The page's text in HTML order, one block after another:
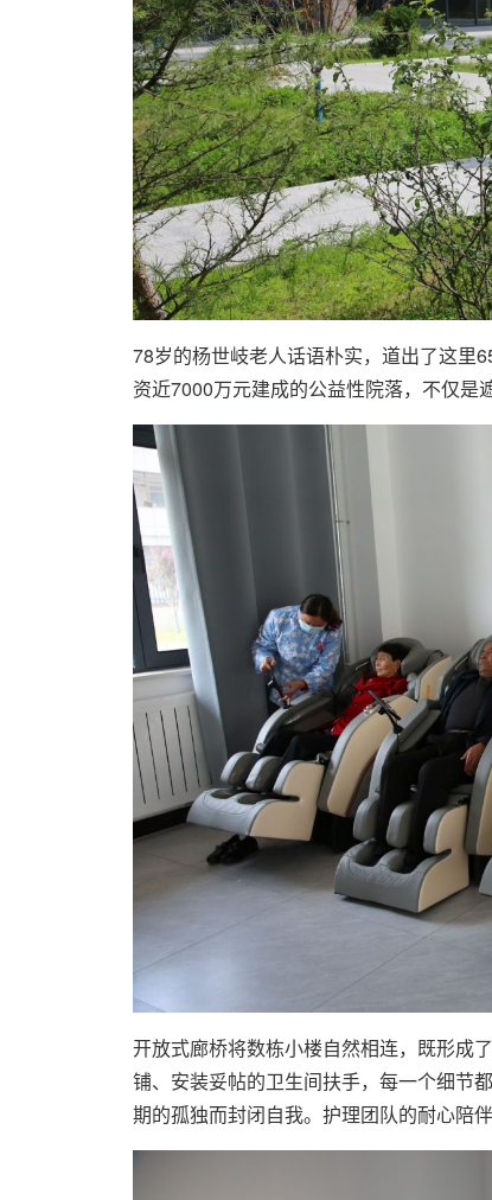
78岁的杨世岐老人话语朴实，道出了这里
资近7000万元建成的公益性院落，不仅是
开放式廊桥将数栋小楼自然相连，既形成
铺、安装妥帖的卫生间扶手，每一个细节
期的孤独而封闭自我。护理团队的耐心陪